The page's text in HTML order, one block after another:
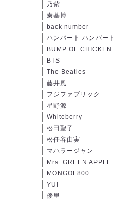
乃紫
秦基博
back number
ハンバート ハンバート
BUMP OF CHICKEN
BTS
The Beatles
藤井風
フジファブリック
星野源
Whiteberry
松田聖子
松任谷由実
マハラージャン
Mrs. GREEN APPLE
MONGOL800
YUI
優里